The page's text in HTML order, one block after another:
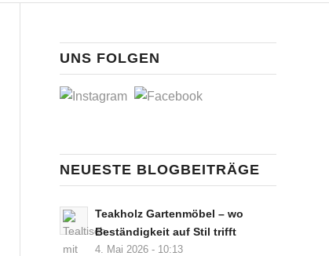
UNS FOLGEN
NEUESTE BLOGBEITRÄGE
Teakholz Gartenmöbel – wo
Beständigkeit auf Stil trifft
4. Mai 2026 - 10:13